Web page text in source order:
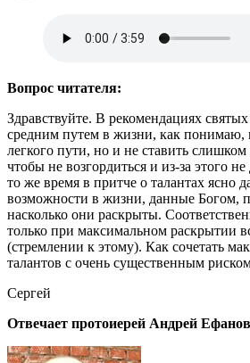
Вопрос читателя:
Здравствуйте. В рекомендациях
средним путем в жизни, как понимаю,
легкого пути, но и не ставить
чтобы не возгордиться и из-за этого
то же время в притче о талантах ясно
возможности в жизни, данные Богом,
насколько они раскрыты.
только при максимальном раскрытии
(стремлении к этому). Как сочетать
талантов с очень существенным
Сергей
Отвечает протоиерей Андрей